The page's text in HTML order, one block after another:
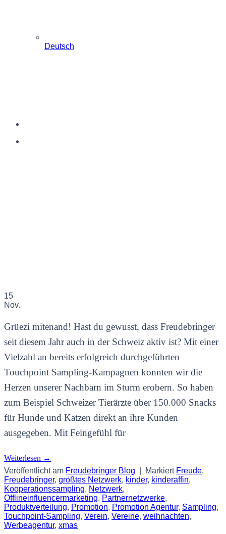
Deutsch
15
Nov.
Grüezi mitenand! Hast du gewusst, dass Freudebringer
seit diesem Jahr auch in der Schweiz aktiv ist? Mit einer
Vielzahl an bereits erfolgreich durchgeführten
Touchpoint Sampling-Kampagnen konnten wir die
Herzen unserer Nachbarn im Sturm erobern. So haben
zum Beispiel Schweizer Tierärzte über 150.000 Snacks
für Hunde und Katzen direkt an ihre Kunden
ausgegeben. Mit Feingefühl für
Weiterlesen →
Veröffentlicht am Freudebringer Blog Markiert Freude,
Freudebringer, größtes Netzwerk, kinder, kinderaffin,
Kooperationssampling, Netzwerk,
Offlineinfluencermarketing, Partnernetzwerke,
Produktverteilung, Promotion, Promotion Agentur, Sampling,
Touchpoint-Sampling, Verein, Vereine, weihnachten,
Werbeagentur, xmas